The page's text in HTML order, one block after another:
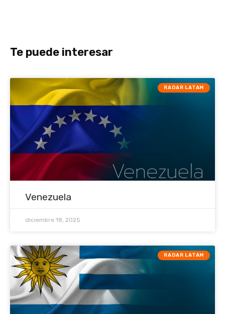
Te puede interesar
RADAR LATAM
Venezuela
diciembre 18, 2025
RADAR LATAM